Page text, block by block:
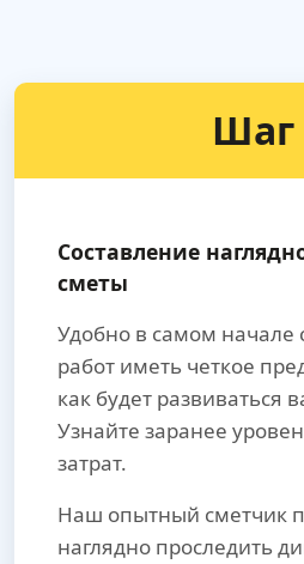
Шаг
Составление
сметы
Удобно в самом начале
работ иметь четкое
как будет развиваться
Узнайте заранее
затрат.
Наш опытный сметчик
наглядно проследить